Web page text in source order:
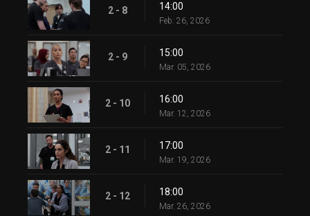
2 - 8 14:00
Feb. 26, 2026
2 - 9 15:00
Mar. 05, 2026
2 - 10 16:00
Mar. 12, 2026
2 - 11 17:00
Mar. 19, 2026
2 - 12 18:00
Mar. 26, 2026